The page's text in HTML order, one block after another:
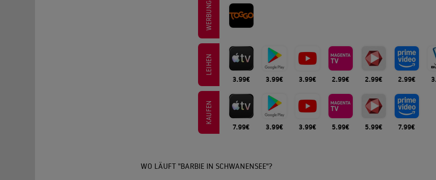
WERBUNG
LEIHEN
3.99€ 3.99€ 3.99€ 2.99€ 2.99€ 2.99€
KAUFEN
7.99€ 3.99€ 3.99€ 5.99€ 5.99€ 7.99€
WO LÄUFT "BARBIE IN SCHWANENSEE"?